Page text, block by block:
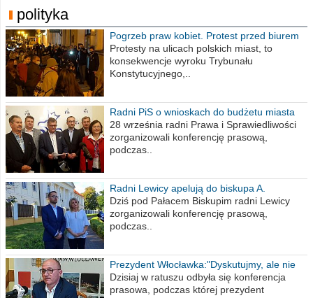
polityka
Pogrzeb praw kobiet. Protest przed biurem
poselskim PiS
Protesty na ulicach polskich miast, to
konsekwencje wyroku Trybunału
Konstytucyjnego,..
Radni PiS o wnioskach do budżetu miasta
na 2021 rok
28 września radni Prawa i Sprawiedliwości
zorganizowali konferencję prasową,
podczas..
Radni Lewicy apelują do biskupa A.
Wiesława Meringa
Dziś pod Pałacem Biskupim radni Lewicy
zorganizowali konferencję prasową,
podczas..
Prezydent Włocławka:"Dyskutujmy, ale nie
obrażajmy się”
Dzisiaj w ratuszu odbyła się konferencja
prasowa, podczas której prezydent